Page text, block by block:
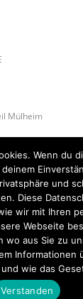
Mülheim
B-2
werden
Kontakt
Ltd. Powered by
Wenn du
und
Diese
wir mit Ihren
Webseite
wo aus Sie zu
Informationen
wie das
Verstanden